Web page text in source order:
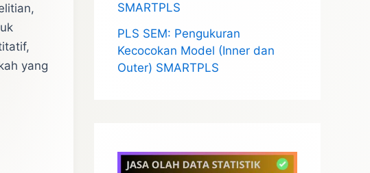
yang
SMARTPLS
PLS SEM: Pengukuran
Kecocokan Model (Inner dan
Outer) SMARTPLS